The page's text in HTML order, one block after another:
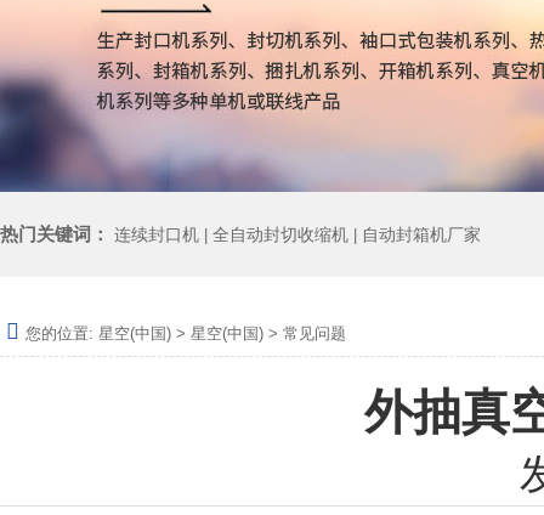
热门关键词： 连续封口机 全自动封切收缩机 自动封箱机厂家
您的位置: 星空(中国) > 星空(中国) > 常见问题
外抽真